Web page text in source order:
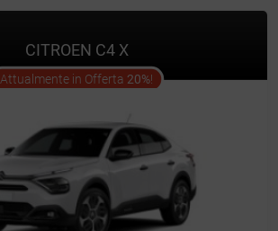
CITROEN C4 X
Attualmente in Offerta 20%! offer